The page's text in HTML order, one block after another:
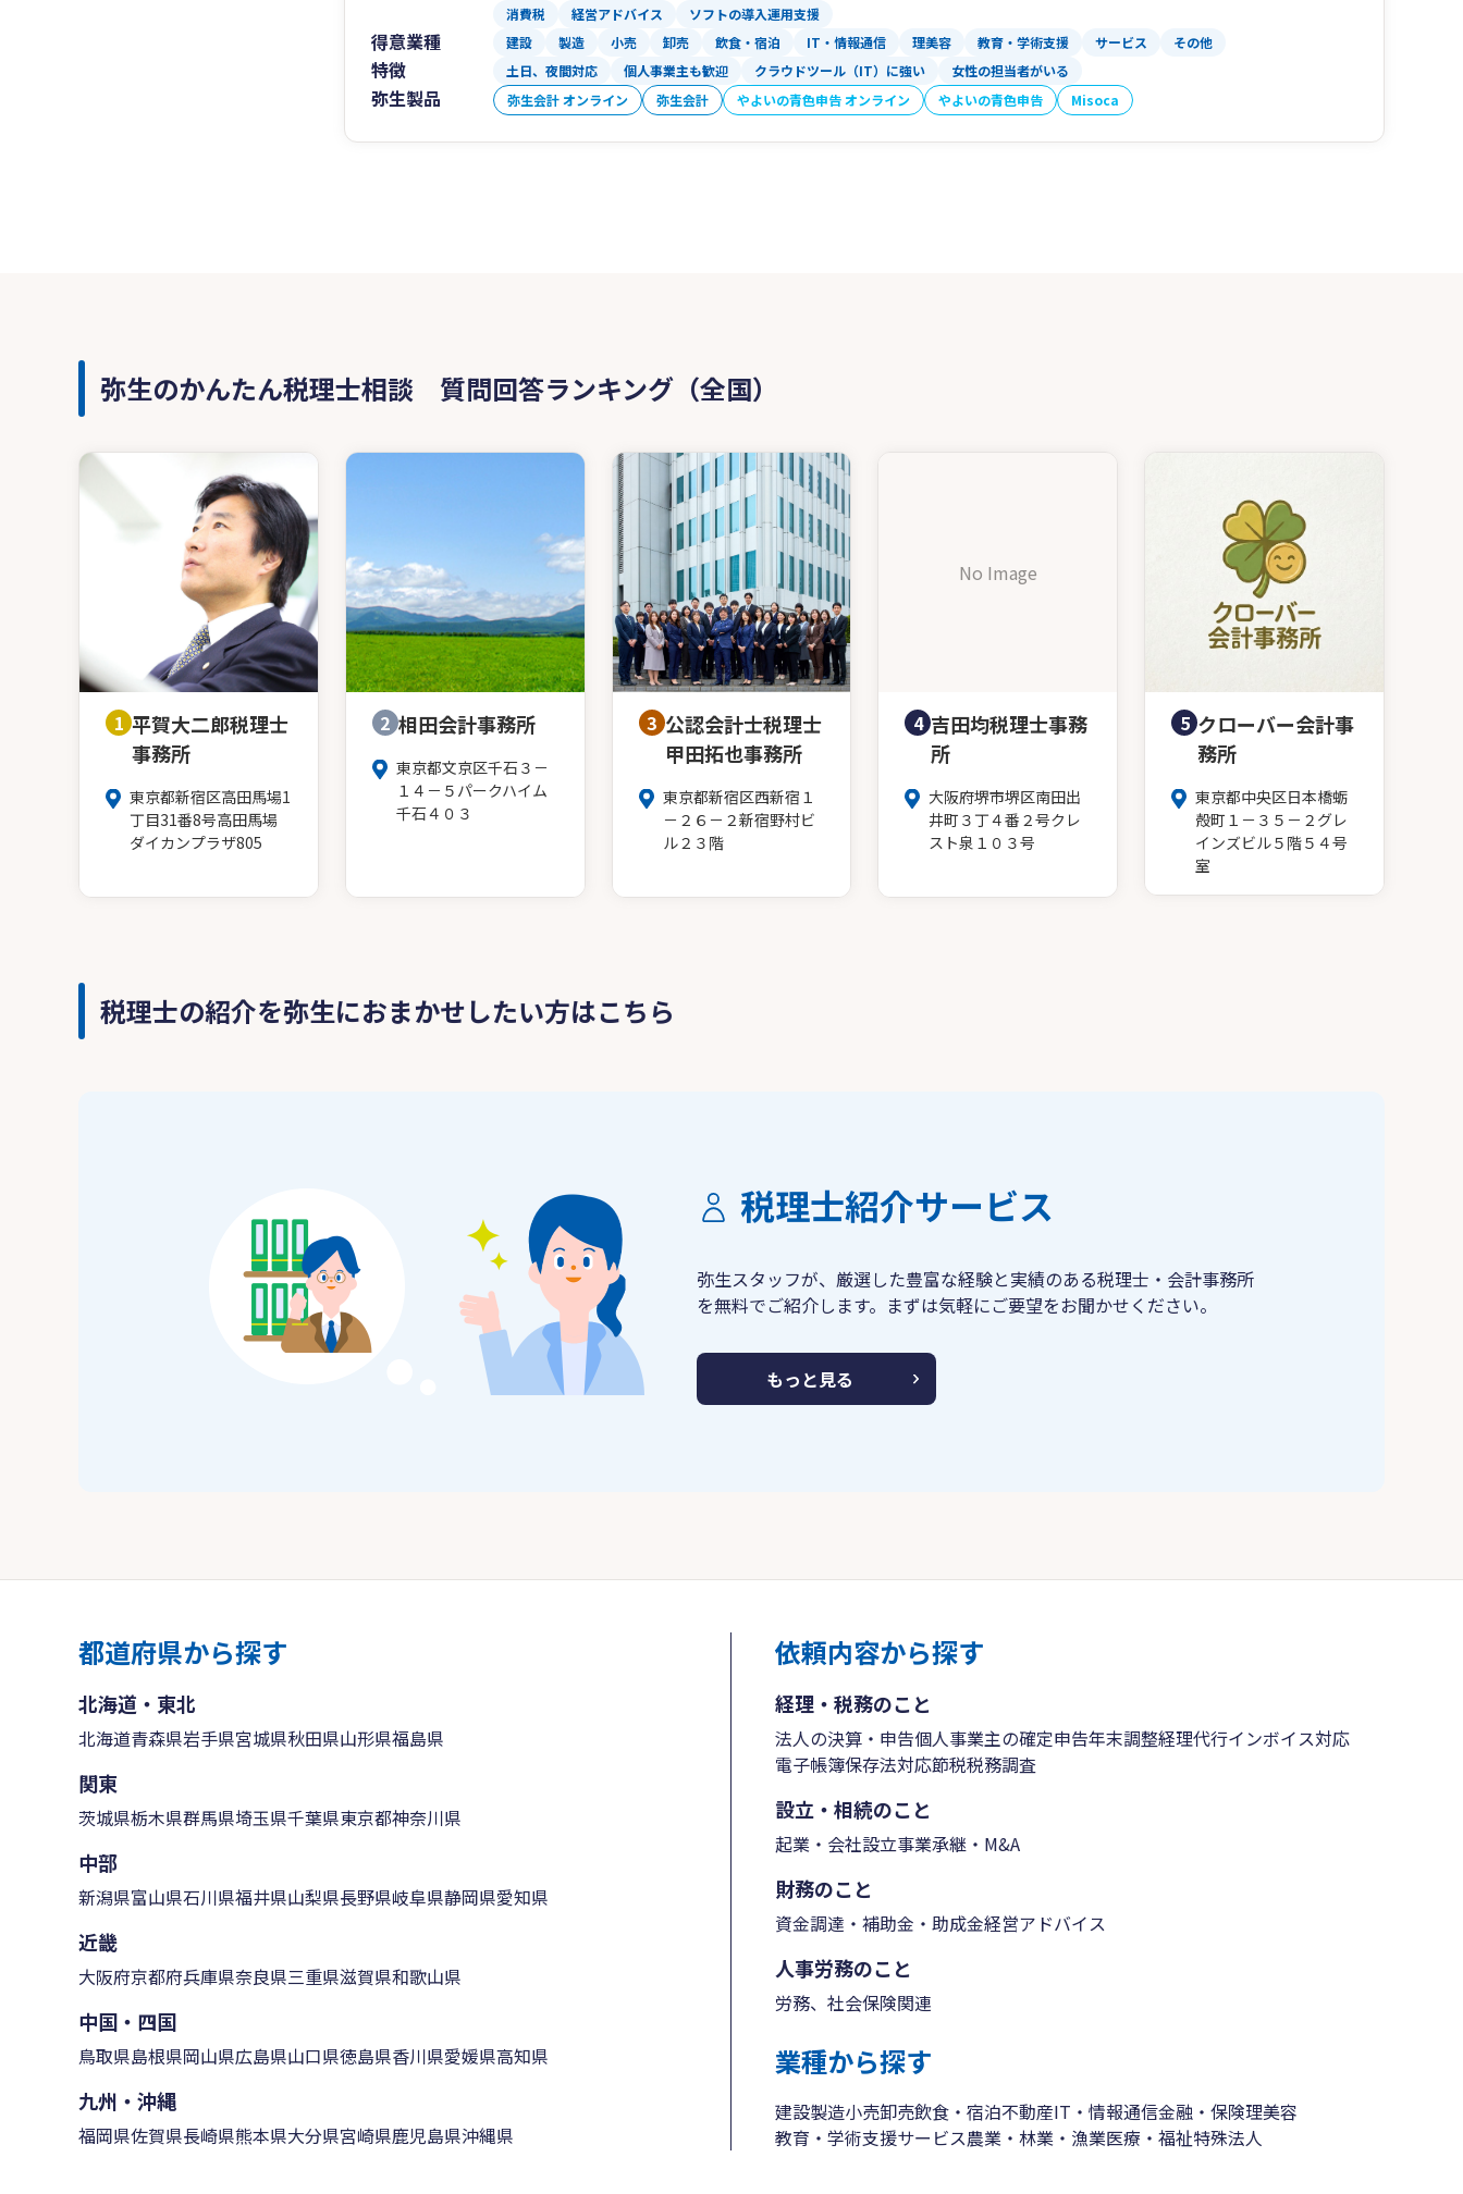
消費税
経営アドバイス ソフトの導入運用支援
得意業種 建設 製造 小売 卸売 飲食・宿泊 IT・情報通信 理美容 教育・学術支援 サービス その他
特徴 土日、夜間対応 個人事業主も歓迎 クラウドツール（IT）に強い 女性の担当者がいる
弥生製品 弥生会計 オンライン 弥生会計 やよいの青色申告 オンライン やよいの青色申告 Misoca
弥生のかんたん税理士相談 質問回答ランキング（全国）
1 平賀大二郎税理士
事務所
東京都新宿区高田馬場1
丁目31番8号高田馬場
ダイカンプラザ805
2 相田会計事務所
東京都文京区千石３－
１４－５パークハイム
千石４０３
3 公認会計士税理士
甲田拓也事務所
東京都新宿区西新宿１
－２６－２新宿野村ビ
ル２３階
No Image
4 吉田均税理士事務
所
大阪府堺市堺区南田出
井町３丁４番２号クレ
スト泉１０３号
5 クローバー会計事
務所
東京都中央区日本橋蛎
殻町１－３５－２グレ
インズビル５階５４号
室
税理士の紹介を弥生におまかせしたい方はこちら
税理士紹介サービス
弥生スタッフが、厳選した豊富な経験と実績のある税理士・会計事務所
を無料でご紹介します。まずは気軽にご要望をお聞かせください。
もっと見る
都道府県から探す
北海道・東北
北海道青森県岩手県宮城県秋田県山形県福島県
関東
茨城県栃木県群馬県埼玉県千葉県東京都神奈川県
中部
新潟県富山県石川県福井県山梨県長野県岐阜県静岡県愛知県
近畿
大阪府京都府兵庫県奈良県三重県滋賀県和歌山県
中国・四国
鳥取県島根県岡山県広島県山口県徳島県香川県愛媛県高知県
九州・沖縄
福岡県佐賀県長崎県熊本県大分県宮崎県鹿児島県沖縄県
依頼内容から探す
経理・税務のこと
法人の決算・申告個人事業主の確定申告年末調整経理代行インボイス対応
電子帳簿保存法対応節税税務調査
設立・相続のこと
起業・会社設立事業承継・M&A
財務のこと
資金調達・補助金・助成金経営アドバイス
人事労務のこと
労務、社会保険関連
業種から探す
建設製造小売卸売飲食・宿泊不動産IT・情報通信金融・保険理美容
教育・学術支援サービス農業・林業・漁業医療・福祉特殊法人